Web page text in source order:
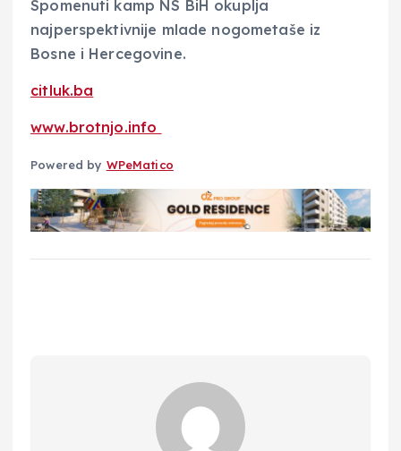
Spomenuti kamp NS BiH okuplja
najperspektivnije mlade nogometaše iz
Bosne i Hercegovine.
citluk.ba
www.brotnjo.info
Powered by WPeMatico